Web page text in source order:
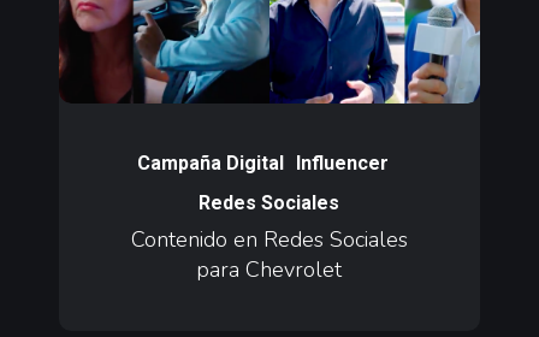
para
Chevrolet
en
Redes
Sociales
para
Campaña Digital
Influencer
Redes Sociales
Contenido en Redes Sociales
para Chevrolet